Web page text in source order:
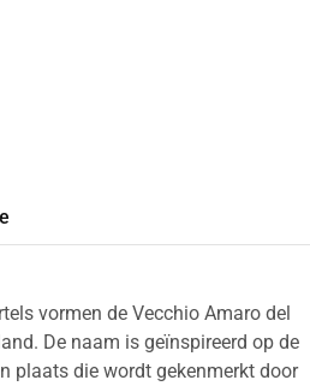
vormen de Vecchio Amaro del
De naam is geïnspireerd op de
plaats die wordt gekenmerkt door